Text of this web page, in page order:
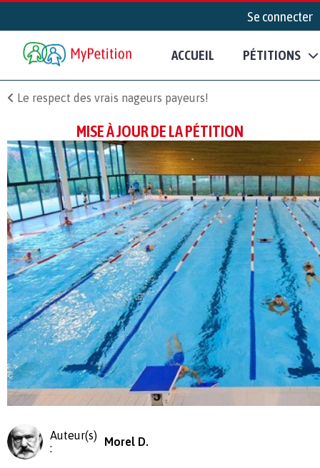
Se connecter
ACCUEIL PÉTITIONS
Le respect des vrais nageurs payeurs!
MISE À JOUR DE LA PÉTITION
Auteur(s)
:
Morel D.